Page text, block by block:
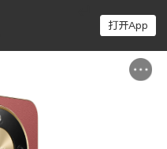
打开App